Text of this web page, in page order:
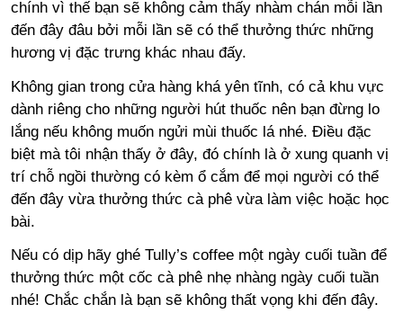
chính vì thế bạn sẽ không cảm thấy nhàm chán mỗi lần
đến đây đâu bởi mỗi lần sẽ có thể thưởng thức những
hương vị đặc trưng khác nhau đấy.
Không gian trong cửa hàng khá yên tĩnh, có cả khu vực
dành riêng cho những người hút thuốc nên bạn đừng lo
lắng nếu không muốn ngửi mùi thuốc lá nhé. Điều đặc
biệt mà tôi nhận thấy ở đây, đó chính là ở xung quanh vị
trí chỗ ngồi thường có kèm ổ cắm để mọi người có thể
đến đây vừa thưởng thức cà phê vừa làm việc hoặc học
bài.
Nếu có dịp hãy ghé Tully’s coffee một ngày cuối tuần để
thưởng thức một cốc cà phê nhẹ nhàng ngày cuối tuần
nhé! Chắc chắn là bạn sẽ không thất vọng khi đến đây.